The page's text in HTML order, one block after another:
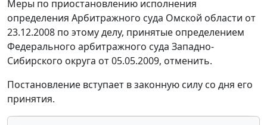
Меры по приостановлению исполнения
определения Арбитражного суда Омской области от
23.12.2008 по этому делу, принятые определением
Федерального арбитражного суда Западно-
Сибирского округа от 05.05.2009, отменить.
Постановление вступает в законную силу со дня его
принятия.